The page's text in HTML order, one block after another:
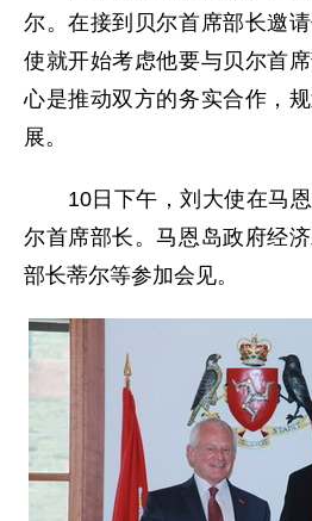
尔。在接到贝尔首席部长邀
使就开始考虑他要与贝尔首
心是推动双方的务实合作，
展。
10日下午，刘大使在马恩
尔首席部长。马恩岛政府经
部长蒂尔等参加会见。